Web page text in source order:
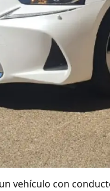
vehículo con